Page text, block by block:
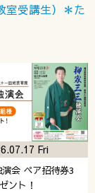
室受講生）＊た
会 ペア招待券3
ント！
Fri